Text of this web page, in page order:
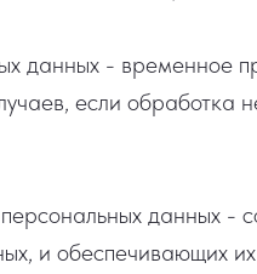
данных - временное
если обработка
данных -
и обеспечивающих